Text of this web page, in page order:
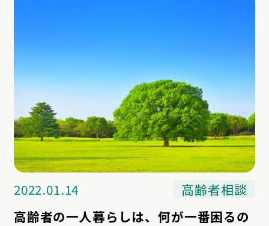
2022.01.14
高齢者相談
高齢者の一人暮らしは、何が一番困るの